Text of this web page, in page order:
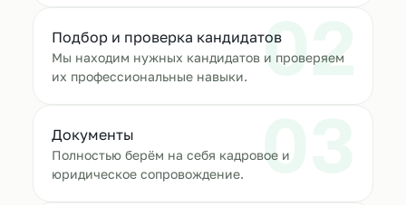
02
Подбор и проверка кандидатов
Мы находим нужных кандидатов и проверяем
их профессиональные навыки.
03
Документы
Полностью берём на себя кадровое и
юридическое сопровождение.